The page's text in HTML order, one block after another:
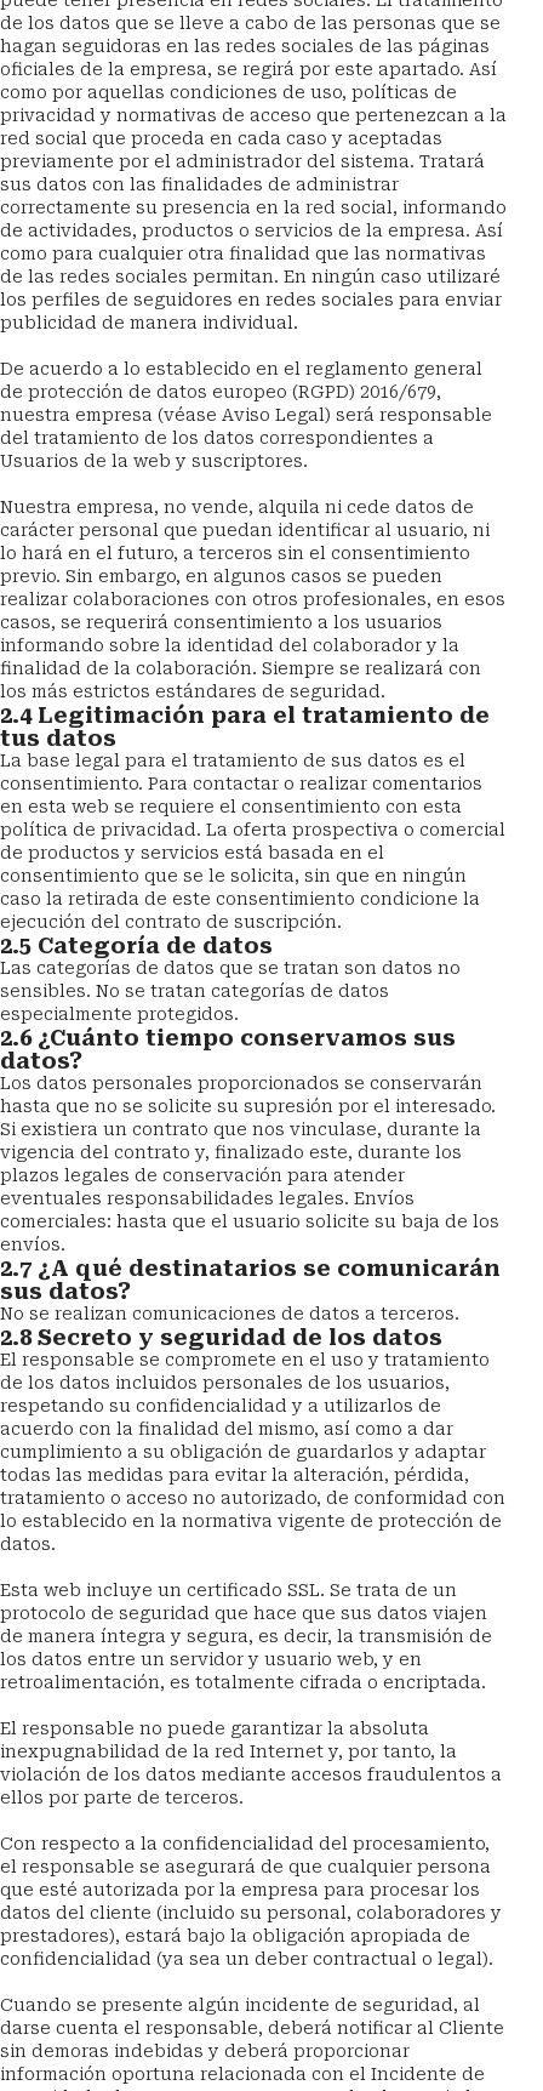
de los datos que se lleve a cabo de las personas que se
hagan seguidoras en las redes sociales de las páginas
oficiales de la empresa, se regirá por este apartado. Así
como por aquellas condiciones de uso, políticas de
privacidad y normativas de acceso que pertenezcan a la
red social que proceda en cada caso y aceptadas
previamente por el administrador del sistema. Tratará
sus datos con las finalidades de administrar
correctamente su presencia en la red social, informando
de actividades, productos o servicios de la empresa. Así
como para cualquier otra finalidad que las normativas
de las redes sociales permitan. En ningún caso utilizaré
los perfiles de seguidores en redes sociales para enviar
publicidad de manera individual.
De acuerdo a lo establecido en el reglamento general
de protección de datos europeo (RGPD) 2016/679,
nuestra empresa (véase Aviso Legal) será responsable
del tratamiento de los datos correspondientes a
Usuarios de la web y suscriptores.
Nuestra empresa, no vende, alquila ni cede datos de
carácter personal que puedan identificar al usuario, ni
lo hará en el futuro, a terceros sin el consentimiento
previo. Sin embargo, en algunos casos se pueden
realizar colaboraciones con otros profesionales, en esos
casos, se requerirá consentimiento a los usuarios
informando sobre la identidad del colaborador y la
finalidad de la colaboración. Siempre se realizará con
los más estrictos estándares de seguridad.
2.4 Legitimación para el tratamiento de
tus datos
La base legal para el tratamiento de sus datos es el
consentimiento. Para contactar o realizar comentarios
en esta web se requiere el consentimiento con esta
política de privacidad. La oferta prospectiva o comercial
de productos y servicios está basada en el
consentimiento que se le solicita, sin que en ningún
caso la retirada de este consentimiento condicione la
ejecución del contrato de suscripción.
2.5 Categoría de datos
Las categorías de datos que se tratan son datos no
sensibles. No se tratan categorías de datos
especialmente protegidos.
2.6 ¿Cuánto tiempo conservamos sus
datos?
Los datos personales proporcionados se conservarán
hasta que no se solicite su supresión por el interesado.
Si existiera un contrato que nos vinculase, durante la
vigencia del contrato y, finalizado este, durante los
plazos legales de conservación para atender
eventuales responsabilidades legales. Envíos
comerciales: hasta que el usuario solicite su baja de los
envíos.
2.7 ¿A qué destinatarios se comunicarán
sus datos?
No se realizan comunicaciones de datos a terceros.
2.8 Secreto y seguridad de los datos
El responsable se compromete en el uso y tratamiento
de los datos incluidos personales de los usuarios,
respetando su confidencialidad y a utilizarlos de
acuerdo con la finalidad del mismo, así como a dar
cumplimiento a su obligación de guardarlos y adaptar
todas las medidas para evitar la alteración, pérdida,
tratamiento o acceso no autorizado, de conformidad con
lo establecido en la normativa vigente de protección de
datos.
Esta web incluye un certificado SSL. Se trata de un
protocolo de seguridad que hace que sus datos viajen
de manera íntegra y segura, es decir, la transmisión de
los datos entre un servidor y usuario web, y en
retroalimentación, es totalmente cifrada o encriptada.
El responsable no puede garantizar la absoluta
inexpugnabilidad de la red Internet y, por tanto, la
violación de los datos mediante accesos fraudulentos a
ellos por parte de terceros.
Con respecto a la confidencialidad del procesamiento,
el responsable se asegurará de que cualquier persona
que esté autorizada por la empresa para procesar los
datos del cliente (incluido su personal, colaboradores y
prestadores), estará bajo la obligación apropiada de
confidencialidad (ya sea un deber contractual o legal).
Cuando se presente algún incidente de seguridad, al
darse cuenta el responsable, deberá notificar al Cliente
sin demoras indebidas y deberá proporcionar
información oportuna relacionada con el Incidente de